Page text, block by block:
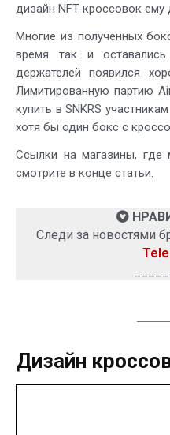
дизайн NFT-кроссовок ему
Многие из полученных
время так и
держателей появился
Лимитированную партию
купить в SNKRS
хотя бы один бокс с
Ссылки на магазины, где
смотрите в конце статьи.
Следи за новостями
Дизайн